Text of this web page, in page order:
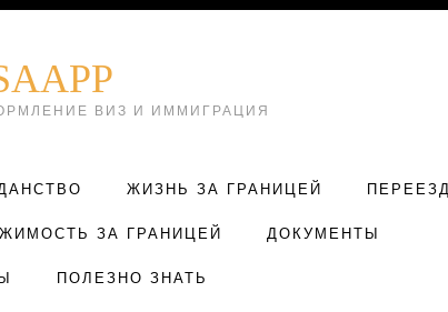
ВИЗ И ИММИГРАЦИЯ
ЖИЗНЬ ЗА ГРАНИЦЕЙ ПЕРЕЕЗД
ЗА ГРАНИЦЕЙ ДОКУМЕНТЫ
ПОЛЕЗНО ЗНАТЬ